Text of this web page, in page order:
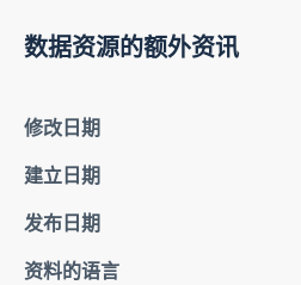
数据资源的额外资讯
修改日期
建立日期
发布日期
资料的语言